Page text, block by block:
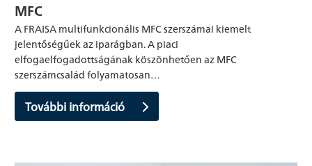
MFC
A FRAISA multifunkcionális MFC szerszámai kiemelt
jelentőségűek az iparágban. A piaci
elfogaelfogadottságának köszönhetően az MFC
szerszámcsalád folyamatosan…
További információ